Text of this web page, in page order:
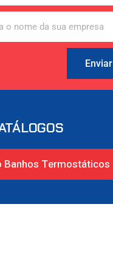
Enviar
Banhos Termostáticos